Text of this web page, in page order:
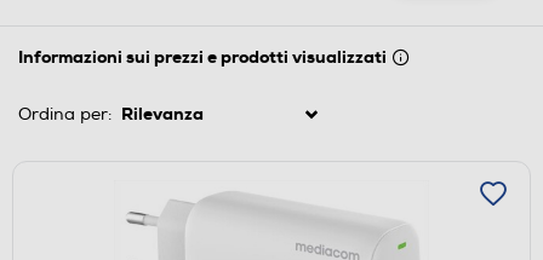
Informazioni sui prezzi e prodotti visualizzati
Ordina per: